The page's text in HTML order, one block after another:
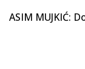
ASIM MUJKIĆ: